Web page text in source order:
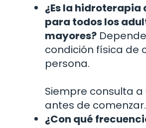
¿Es la hidroterapia
para todos los
mayores?
condición física de
persona.
Siempre consulta
antes de comenzar.
¿Con qué